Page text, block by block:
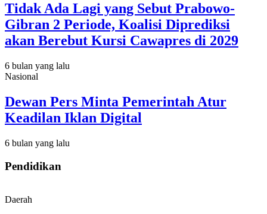
Tidak Ada Lagi yang Sebut Prabowo-
Gibran 2 Periode, Koalisi Diprediksi
akan Berebut Kursi Cawapres di 2029
6 bulan yang lalu
Nasional
Dewan Pers Minta Pemerintah Atur
Keadilan Iklan Digital
6 bulan yang lalu
Pendidikan
Daerah